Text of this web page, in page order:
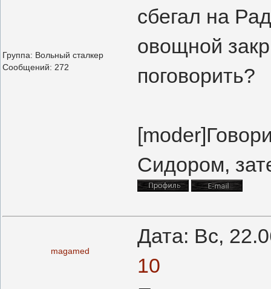
Группа: Вольный сталкер
Сообщений: 272
сбегал на
овощной
поговорить?
Сидором,
magamed
Дата: Вс,
10